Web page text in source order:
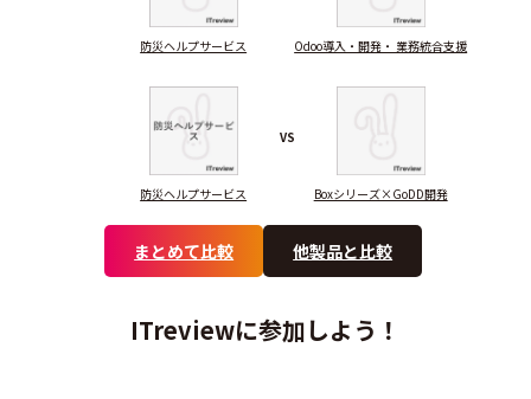
防災ヘルプサービス Odoo導入・開発・ 業務統合支援
防災ヘルプサービス
VS
Boxシリーズ×GoDD開発
まとめて比較 他製品と比較
ITreviewに参加しよう！